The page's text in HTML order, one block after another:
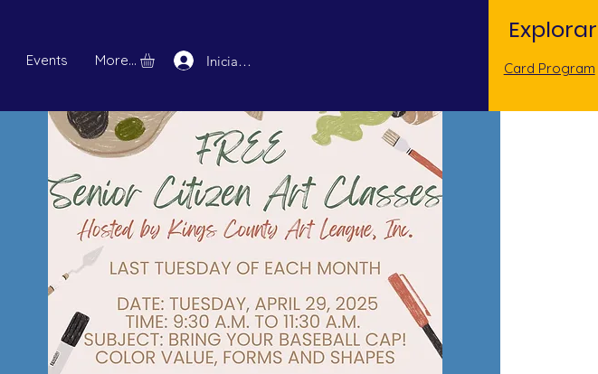
Events More... Iniciar sesión
Explorar
Card Program